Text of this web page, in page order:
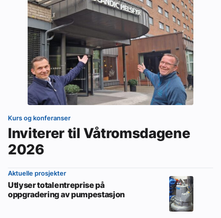
Kurs og konferanser
Inviterer til Våtromsdagene
2026
Aktuelle prosjekter
Utlyser totalentreprise på
oppgradering av pumpestasjon